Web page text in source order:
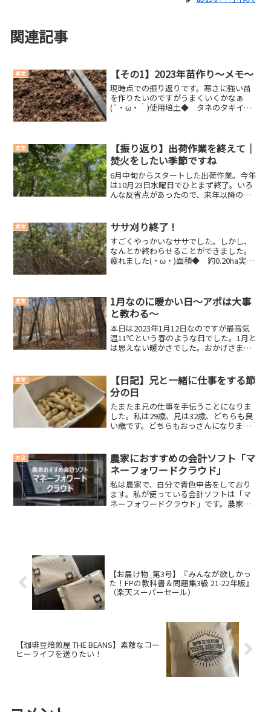
関連記事
農業 【その1】2023年苗作り～メモ～
現時点での振り返りです。寒さに強い苗
を作りたいのですがうまくいくかなぁ
(´・ω・｀)使用培土◆ タネのタキイ
農業
【振り返り】出荷作業を終えて｜
焚火をしたい季節ですね
6月中旬からスタートした出荷作業。今年
は10月23日水曜日でひとまず終了。いろ
んな反省点があったので、来年以降の自
比較して出荷量が倍以上に増えた。 家で
の作業は移動時...
農業 ササ刈り終了！
すごくやっかいなササでした。しかし、
なんとか終わらせることができました。
疲れました(・ω・)面積◆ 約0.20ha実測
っとある...
農業
1月なのに暖かい日～アポは大事
と教わる～
本日は2023年1月12日なのですが最高気
温11℃という春のような日でした。1月と
は思えない暖かさでした。おかげさまで
日からシン・コーヒー豆今日からコーヒ
ー豆が新しくな...
農業
【日記】兄と一緒に仕事をする節
分の日
たまたま兄の仕事を手伝うことになりま
した。私は29歳、兄は32歳、どちらも良
い歳です。どちらもおっさんになりまし
節分の日です。節分今日は、節分という
ことで、ちょっとだけ...
お金
農家におすすめの会計ソフト「マ
ネーフォワードクラウド」
私は農家で、自分で青色申告をしており
ます。私が使っている会計ソフトは「マ
ネーフォワードクラウド」です。農家の
【お届け物_第3号】『みんなが欲しかっ
た！FPの教科書＆問題集3級 21-22年版』
（楽天スーパーセール）
【珈琲豆焙煎屋 THE BEANS】素敵なコー
ヒーライフを送りたい！